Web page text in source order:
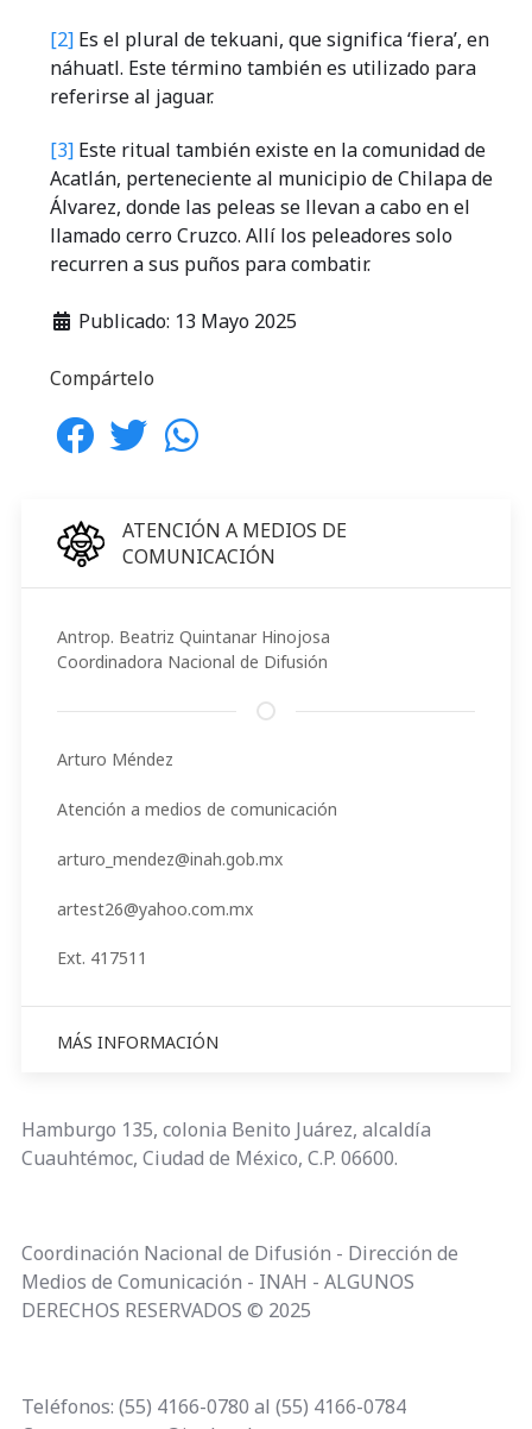
[2] Es el plural de tekuani, que significa ‘fiera’, en
náhuatl. Este término también es utilizado para
referirse al jaguar.
[3] Este ritual también existe en la comunidad de
Acatlán, perteneciente al municipio de Chilapa de
Álvarez, donde las peleas se llevan a cabo en el
llamado cerro Cruzco. Allí los peleadores solo
recurren a sus puños para combatir.
Publicado: 13 Mayo 2025
Compártelo
ATENCIÓN A MEDIOS DE
COMUNICACIÓN
Antrop. Beatriz Quintanar Hinojosa
Coordinadora Nacional de Difusión
Arturo Méndez
Atención a medios de comunicación
arturo_mendez@inah.gob.mx
artest26@yahoo.com.mx
Ext. 417511
MÁS INFORMACIÓN
Hamburgo 135, colonia Benito Juárez, alcaldía
Cuauhtémoc, Ciudad de México, C.P. 06600.
Coordinación Nacional de Difusión - Dirección de
Medios de Comunicación - INAH - ALGUNOS
DERECHOS RESERVADOS © 2025
Teléfonos: (55) 4166-0780 al (55) 4166-0784